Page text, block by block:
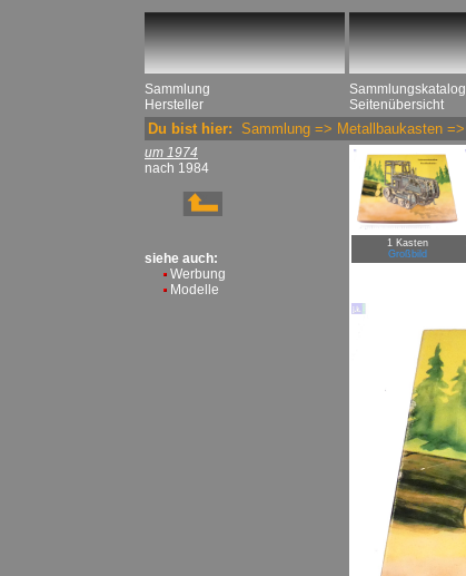
Sammlung
Hersteller
Sammlungskatalog
Seitenübersicht
Du bist hier: Sammlung => Metallbaukasten =>
um 1974
nach 1984
siehe auch:
Werbung
Modelle
1 Kasten
Großbild